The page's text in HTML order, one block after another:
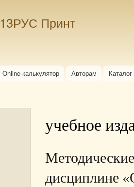
13РУС Принт
Online-калькулятор Авторам
учебное
дисциплине